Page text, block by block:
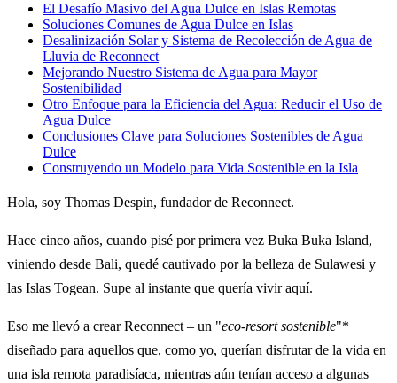
El Desafío Masivo del Agua Dulce en Islas Remotas
Soluciones Comunes de Agua Dulce en Islas
Desalinización Solar y Sistema de Recolección de Agua de
Lluvia de Reconnect
Mejorando Nuestro Sistema de Agua para Mayor
Sostenibilidad
Otro Enfoque para la Eficiencia del Agua: Reducir el Uso de
Agua Dulce
Conclusiones Clave para Soluciones Sostenibles de Agua
Dulce
Construyendo un Modelo para Vida Sostenible en la Isla
Hola, soy Thomas Despin, fundador de Reconnect.
Hace cinco años, cuando pisé por primera vez Buka Buka Island,
viniendo desde Bali, quedé cautivado por la belleza de Sulawesi y
las Islas Togean. Supe al instante que quería vivir aquí.
Eso me llevó a crear Reconnect – un "eco-resort sostenible"*
diseñado para aquellos que, como yo, querían disfrutar de la vida en
una isla remota paradisíaca, mientras aún tenían acceso a algunas